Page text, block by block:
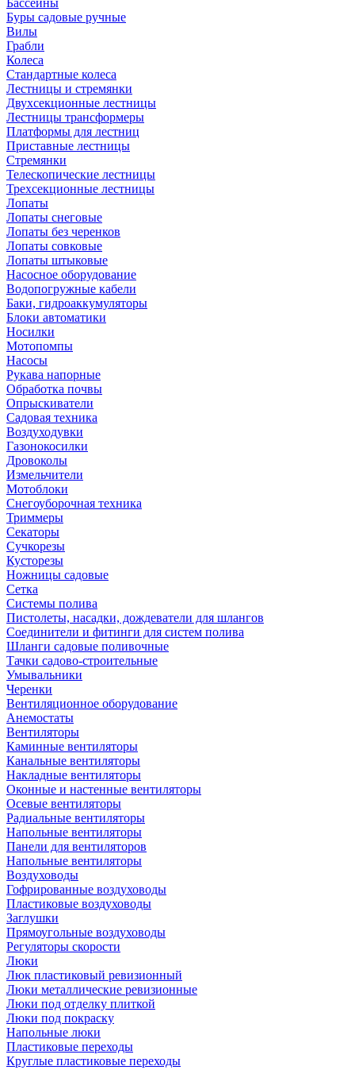
Бассейны
Буры садовые ручные
Вилы
Грабли
Колеса
Стандартные колеса
Лестницы и стремянки
Двухсекционные лестницы
Лестницы трансформеры
Платформы для лестниц
Приставные лестницы
Стремянки
Телескопические лестницы
Трехсекционные лестницы
Лопаты
Лопаты снеговые
Лопаты без черенков
Лопаты совковые
Лопаты штыковые
Насосное оборудование
Водопогружные кабели
Баки, гидроаккумуляторы
Блоки автоматики
Носилки
Мотопомпы
Насосы
Рукава напорные
Обработка почвы
Опрыскиватели
Садовая техника
Воздуходувки
Газонокосилки
Дровоколы
Измельчители
Мотоблоки
Снегоуборочная техника
Триммеры
Секаторы
Сучкорезы
Кусторезы
Ножницы садовые
Сетка
Системы полива
Пистолеты, насадки, дождеватели для шлангов
Соединители и фитинги для систем полива
Шланги садовые поливочные
Тачки садово-строительные
Умывальники
Черенки
Вентиляционное оборудование
Анемостаты
Вентиляторы
Каминные вентиляторы
Канальные вентиляторы
Накладные вентиляторы
Оконные и настенные вентиляторы
Осевые вентиляторы
Радиальные вентиляторы
Напольные вентиляторы
Панели для вентиляторов
Напольные вентиляторы
Воздуховоды
Гофрированные воздуховоды
Пластиковые воздуховоды
Заглушки
Прямоугольные воздуховоды
Регуляторы скорости
Люки
Люк пластиковый ревизионный
Люки металлические ревизионные
Люки под отделку плиткой
Люки под покраску
Напольные люки
Пластиковые переходы
Круглые пластиковые переходы